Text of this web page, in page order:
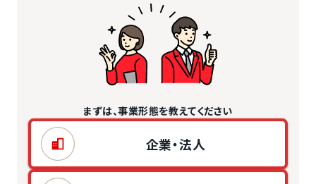
まずは、事業形態を教えてください
企業・法人